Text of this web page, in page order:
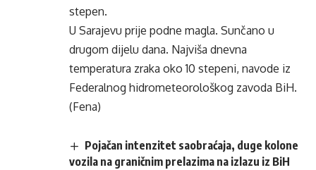
stepen.
U Sarajevu prije podne magla. Sunčano u
drugom dijelu dana. Najviša dnevna
temperatura zraka oko 10 stepeni, navode iz
Federalnog hidrometeorološkog zavoda BiH.
(Fena)
Pojačan intenzitet saobraćaja, duge kolone
vozila na graničnim prelazima na izlazu iz BiH